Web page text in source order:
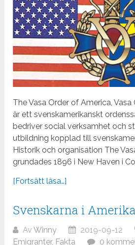
The Vasa Order of America, Vasa
är ett svenskamerikanskt
bedriver social verksamhet och
utbildning kopplad till
Historik och organisation The
grundades 1896 i New Haven i
[Fortsätt läsa…]
Svenskarna i Amerika
AvWinny 2019-09-12
Emigranter, Fakta 0